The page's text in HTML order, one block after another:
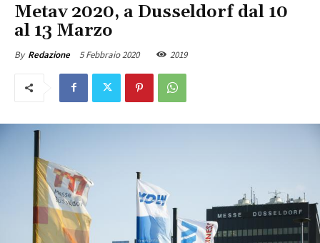
Metav 2020, a Dusseldorf dal 10
al 13 Marzo
By Redazione 5 Febbraio 2020 2019